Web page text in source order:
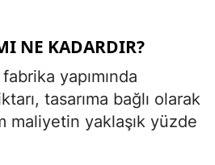
NE KADARDIR?
yapımında
tasarıma bağlı olarak
maliyetin yaklaşık yüzde